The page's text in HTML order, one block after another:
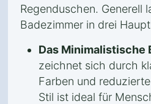
Regenduschen. Generell
Badezimmer in drei
Das Minimalistische
zeichnet sich durch
Farben und
Stil ist ideal für